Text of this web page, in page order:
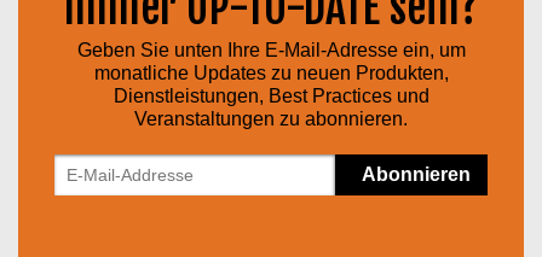
Geben Sie unten Ihre E-Mail-Adresse ein, um
monatliche Updates zu neuen Produkten,
Dienstleistungen, Best Practices und
Veranstaltungen zu abonnieren.